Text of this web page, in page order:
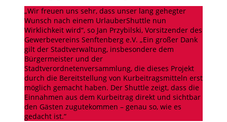
„Wir freuen uns sehr, dass unser lang gehegter
Wunsch nach einem UrlauberShuttle nun
Wirklichkeit wird“, so Jan Przybilski, Vorsitzender des
Gewerbevereins Senftenberg e.V. „Ein großer Dank
gilt der Stadtverwaltung, insbesondere dem
Bürgermeister und der
Stadtverordnetenversammlung, die dieses Projekt
durch die Bereitstellung von Kurbeitragsmitteln erst
möglich gemacht haben. Der Shuttle zeigt, dass die
Einnahmen aus dem Kurbeitrag direkt und sichtbar
den Gästen zugutekommen – genau so, wie es
gedacht ist.“